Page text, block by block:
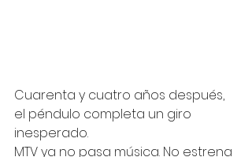
Cuarenta y cuatro años después,
el péndulo completa un giro
inesperado.
MTV ya no pasa música. No estrena